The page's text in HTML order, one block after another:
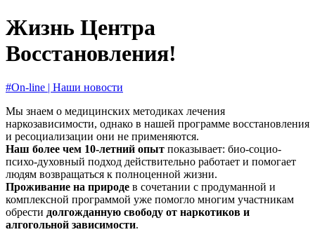
Жизнь Центра
Восстановления!
#On-line | Наши новости
Мы знаем о медицинских методиках лечения
наркозависимости, однако в нашей программе восстановления
и ресоциализации они не применяются.
Наш более чем 10-летний опыт показывает: био-социо-
психо-духовный подход действительно работает и помогает
людям возвращаться к полноценной жизни.
Проживание на природе в сочетании с продуманной и
комплексной программой уже помогло многим участникам
обрести долгожданную свободу от наркотиков и
алгогольной зависимости.